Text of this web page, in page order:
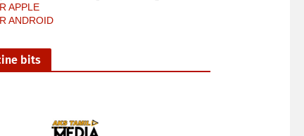
APPLE
ANDROID
bits